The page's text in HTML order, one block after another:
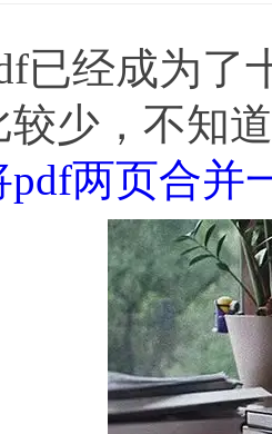
经成为了十
较少，不知
pdf两页合并